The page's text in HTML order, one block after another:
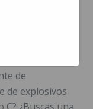
de
de explosivos